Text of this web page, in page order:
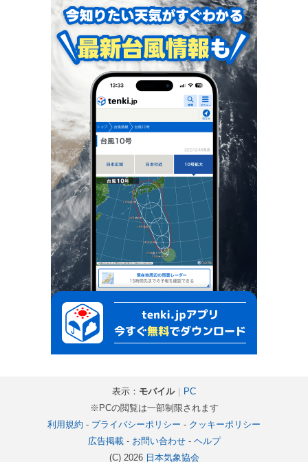
表示： モバイル｜
PC
※PCの閲覧は一部制限されます
利用規約 - プライバシーポリシー - クッキーポリシー
広告掲載- お問い合わせ- ヘルプ
(C) 2026 日本気象協会